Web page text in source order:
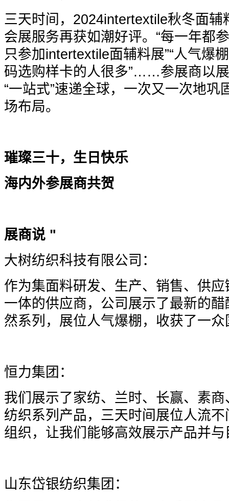
三天时间，2024intertextile秋冬面
会展服务再获如潮好评。“每一年都
只参加intertextile面辅料展”“人气爆
码选购样卡的人很多”……参展商以展
“一站式”速递全球，一次又一次地
场布局。
璀璨三十，生日快乐
海内外参展商共贺
展商说 "
大树纺织科技有限公司：
作为集面料研发、生产、销售、供
一体的供应商，公司展示了最新的
然系列，展位人气爆棚，收获了一
恒力集团：
我们展示了家纺、兰时、长赢、素
纺织系列产品，三天时间展位人流
组织，让我们能够高效展示产品并
山东岱银纺织集团：